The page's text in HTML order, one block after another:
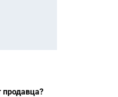
продавца?